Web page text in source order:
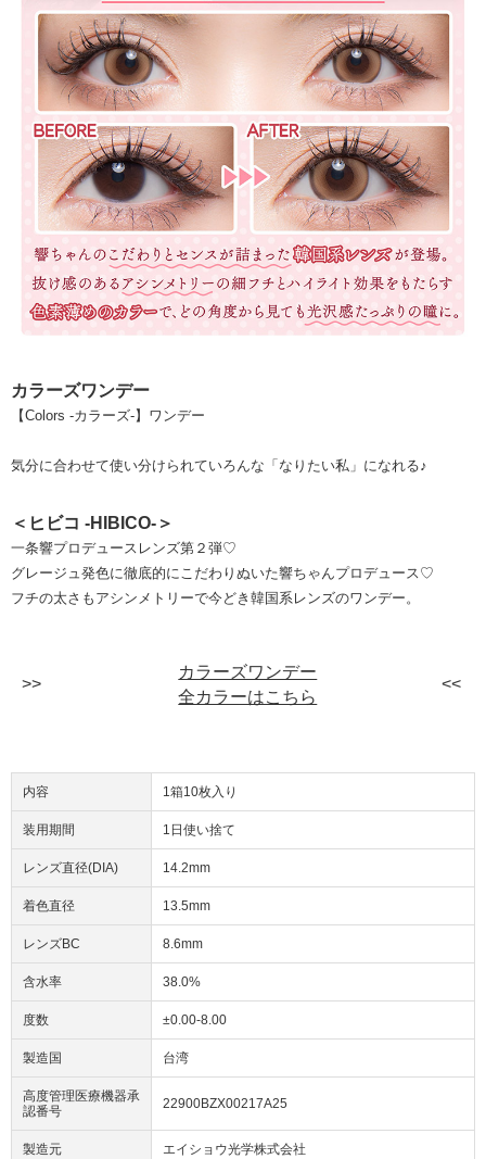
カラーズワンデー
【Colors -カラーズ-】ワンデー
気分に合わせて使い分けられていろんな「なりたい私」になれる♪
＜ヒビコ -HIBICO-＞
一条響プロデュースレンズ第２弾♡
グレージュ発色に徹底的にこだわりぬいた響ちゃんプロデュース♡
フチの太さもアシンメトリーで今どき韓国系レンズのワンデー。
カラーズワンデー
全カラーはこちら
内容 1箱10枚入り
装用期間 1日使い捨て
レンズ直径(DIA) 14.2mm
着色直径 13.5mm
レンズBC 8.6mm
含水率 38.0%
度数 ±0.00-8.00
製造国 台湾
高度管理医療機器承
認番号
22900BZX00217A25
製造元 エイショウ光学株式会社